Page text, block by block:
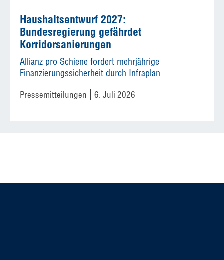
Haushaltsentwurf 2027:
Bundesregierung gefährdet
Korridorsanierungen
Allianz pro Schiene fordert mehrjährige
Finanzierungssicherheit durch Infraplan
Pressemitteilungen 6. Juli 2026